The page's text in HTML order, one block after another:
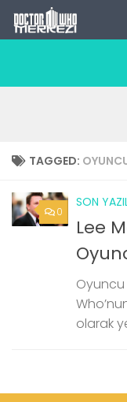
Skip to content
TAGGED:
0
SON
Lee
Oyuncu
olarak